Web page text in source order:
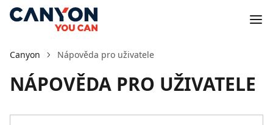
Canyon Nápověda pro uživatele
NÁPOVĚDA PRO UŽIVATELE